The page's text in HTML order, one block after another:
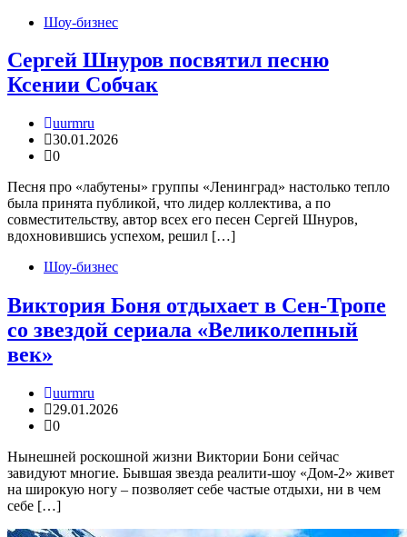
Шоу-бизнес
Сергей Шнуров посвятил песню
Ксении Собчак
uurmru
30.01.2026
0
Песня про «лабутены» группы «Ленинград» настолько тепло
была принята публикой, что лидер коллектива, а по
совместительству, автор всех его песен Сергей Шнуров,
вдохновившись успехом, решил […]
Шоу-бизнес
Виктория Боня отдыхает в Сен-Тропе
со звездой сериала «Великолепный
век»
uurmru
29.01.2026
0
Нынешней роскошной жизни Виктории Бони сейчас
завидуют многие. Бывшая звезда реалити-шоу «Дом-2» живет
на широкую ногу – позволяет себе частые отдыхи, ни в чем
себе […]